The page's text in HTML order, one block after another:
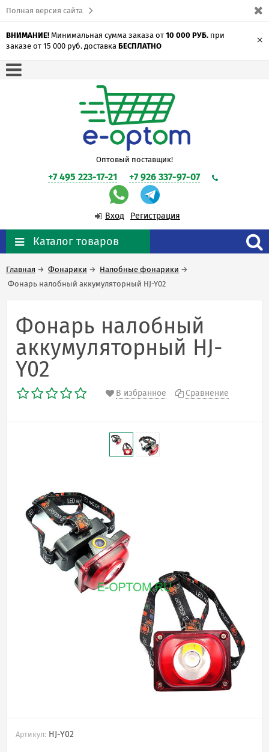
Полная версия сайта
ВНИМАНИЕ! Минимальная сумма заказа от 10 000 РУБ. при
заказе от 15 000 руб. доставка БЕСПЛАТНО ×
Оптовый поставщик!
+7 495 223-17-21 +7 926 337-97-07
Вход Регистрация
Каталог товаров
Главная → Фонарики → Налобные фонарики →
Фонарь налобный аккумуляторный HJ-Y02
Фонарь налобный
аккумуляторный HJ-
Y02
В избранное Сравнение
Артикул: HJ-Y02